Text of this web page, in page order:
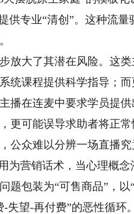
供专业“清创”。这种流
大了其潜在风险。这类
统课程提供科学指导；
播在连麦中要求学员提
更可能误导求助者将正常
众难以分辨一场直播究
为营销话术，当心理概
题包装为“可售商品”，
望-再付费”的恶性循环。